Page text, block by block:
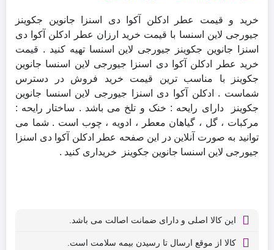
خرید و قیمت عطر ادکلن آکوا دی اسنزا جانوین جکوینز
جیورجی لاین اسنسا با قیمت خرید ارزان عطر ادکلن آکوا دی
اسنزا جانوین جکوینز جیورجی لاین اسنسا تهیه کنید . قیمت
خرید عطر ادکلن آکوا دی اسنزا جیورجی لاین اسنسا جانوین
جکوینز با مناسب ترین قیمت خرید فروش در دسترس
شماست . ادکلن آکوا دی اسنزا جیورجی لاین اسنسا جانوین
جکوینز دارای رایحه : خنک و تلخ می باشد . ساختار رایحه :
مرکبات ، گل ، گیاهان معطر ، ادویه ، چوب است . شما می
توانید به صورت آنلاین در این صفحه عطر ادکلن آکوا دی اسنزا
جیورجی لاین اسنسا جانوین جکوینز خریداری کنید .
این کالا اصلی و دارای ضمانت اصالت می باشد.
کالا از موقع ارسال تا رسیدن بیمه سلامت است.